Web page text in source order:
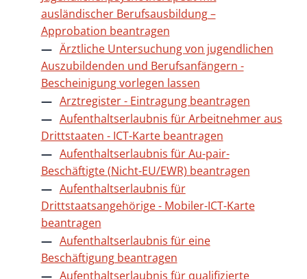
ausländischer Berufsausbildung –
Approbation beantragen
Ärztliche Untersuchung von jugendlichen
Auszubildenden und Berufsanfängern -
Bescheinigung vorlegen lassen
Arztregister - Eintragung beantragen
Aufenthaltserlaubnis für Arbeitnehmer aus
Drittstaaten - ICT-Karte beantragen
Aufenthaltserlaubnis für Au-pair-
Beschäftigte (Nicht-EU/EWR) beantragen
Aufenthaltserlaubnis für
Drittstaatsangehörige - Mobiler-ICT-Karte
beantragen
Aufenthaltserlaubnis für eine
Beschäftigung beantragen
Aufenthaltserlaubnis für qualifizierte